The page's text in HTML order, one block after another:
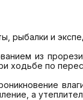
рыбалки и
из
ходьбе по
а